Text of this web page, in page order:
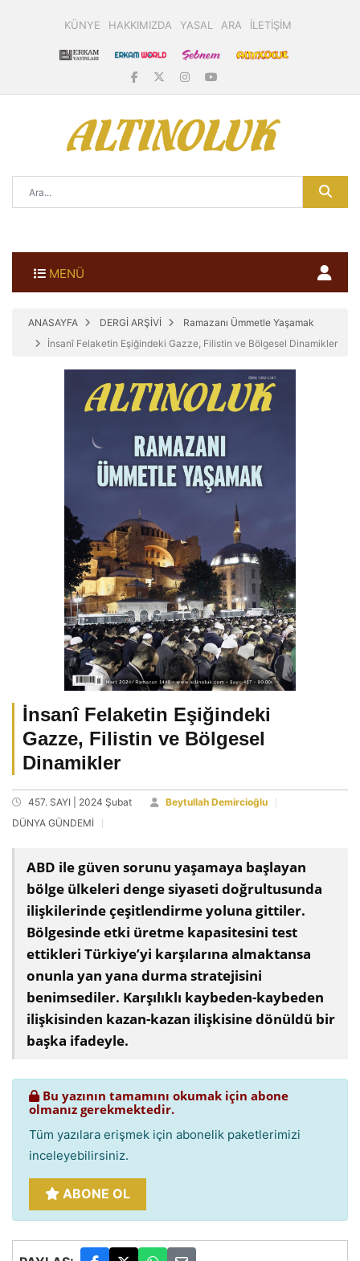
KÜNYE HAKKIMIZDA YASAL ARA İLETİŞİM
MENÜ
ANASAYFA DERGİ ARŞİVİ
Ramazanı Ümmetle Yaşamak
İnsanî Felaketin Eşiğindeki Gazze, Filistin ve Bölgesel Dinamikler
İnsanî Felaketin Eşiğindeki
Gazze, Filistin ve Bölgesel
Dinamikler
457. SAYI | 2024 Şubat
Beytullah Demircioğlu
DÜNYA GÜNDEMİ
ABD ile güven sorunu yaşamaya başlayan
bölge ülkeleri denge siyaseti doğrultusunda
ilişkilerinde çeşitlendirme yoluna gittiler.
Bölgesinde etki üretme kapasitesini test
ettikleri Türkiye’yi karşılarına almaktansa
onunla yan yana durma stratejisini
benimsediler. Karşılıklı kaybeden-kaybeden
ilişkisinden kazan-kazan ilişkisine dönüldü bir
başka ifadeyle.
Bu yazının tamamını okumak için abone
olmanız gerekmektedir.
Tüm yazılara erişmek için abonelik paketlerimizi
inceleyebilirsiniz.
ABONE OL